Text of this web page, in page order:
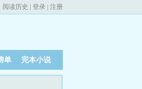
阅读历史 | 登录 | 注册
单 完本小说